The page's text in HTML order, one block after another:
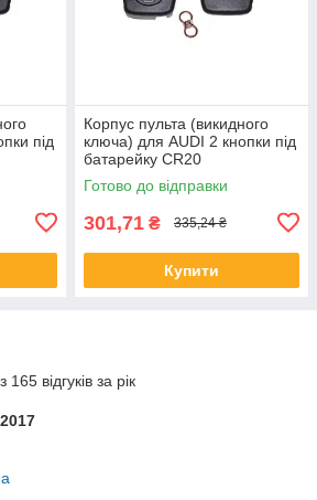
під
Корпус пульта (викидного
ключа) для AUDI 2 кнопки під
батарейку CR20
Готово до відправки
301,71 ₴ 335,24 ₴
Купити
відгуків за рік